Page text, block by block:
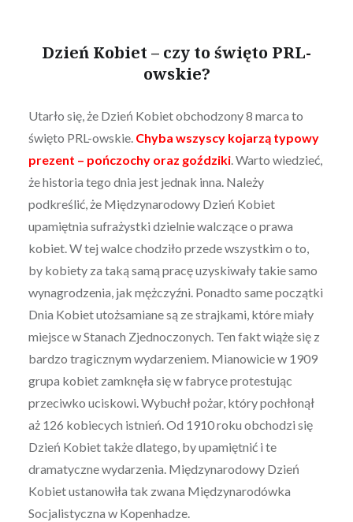
Dzień Kobiet – czy to święto PRL-
owskie?
Utarło się, że Dzień Kobiet obchodzony 8 marca to
święto PRL-owskie. Chyba wszyscy kojarzą typowy
prezent – pończochy oraz goździki. Warto wiedzieć,
że historia tego dnia jest jednak inna. Należy
podkreślić, że Międzynarodowy Dzień Kobiet
upamiętnia sufrażystki dzielnie walczące o prawa
kobiet. W tej walce chodziło przede wszystkim o to,
by kobiety za taką samą pracę uzyskiwały takie samo
wynagrodzenia, jak mężczyźni. Ponadto same początki
Dnia Kobiet utożsamiane są ze strajkami, które miały
miejsce w Stanach Zjednoczonych. Ten fakt wiąże się z
bardzo tragicznym wydarzeniem. Mianowicie w 1909
grupa kobiet zamknęła się w fabryce protestując
przeciwko uciskowi. Wybuchł pożar, który pochłonął
aż 126 kobiecych istnień. Od 1910 roku obchodzi się
Dzień Kobiet także dlatego, by upamiętnić i te
dramatyczne wydarzenia. Międzynarodowy Dzień
Kobiet ustanowiła tak zwana Międzynarodówka
Socjalistyczna w Kopenhadze.